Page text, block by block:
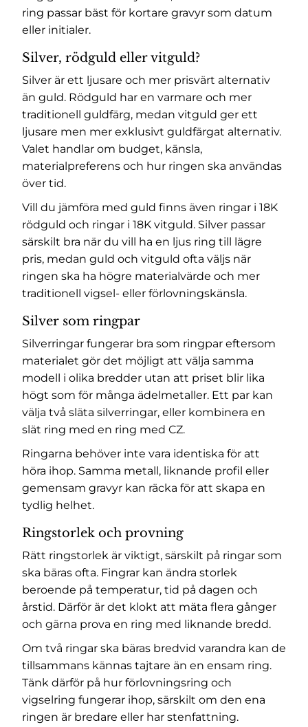
ring passar bäst för kortare gravyr som datum
eller initialer.
Silver, rödguld eller vitguld?
Silver är ett ljusare och mer prisvärt alternativ
än guld. Rödguld har en varmare och mer
traditionell guldfärg, medan vitguld ger ett
ljusare men mer exklusivt guldfärgat alternativ.
Valet handlar om budget, känsla,
materialpreferens och hur ringen ska användas
över tid.
Vill du jämföra med guld finns även ringar i 18K
rödguld och ringar i 18K vitguld. Silver passar
särskilt bra när du vill ha en ljus ring till lägre
pris, medan guld och vitguld ofta väljs när
ringen ska ha högre materialvärde och mer
traditionell vigsel- eller förlovningskänsla.
Silver som ringpar
Silverringar fungerar bra som ringpar eftersom
materialet gör det möjligt att välja samma
modell i olika bredder utan att priset blir lika
högt som för många ädelmetaller. Ett par kan
välja två släta silverringar, eller kombinera en
slät ring med en ring med CZ.
Ringarna behöver inte vara identiska för att
höra ihop. Samma metall, liknande profil eller
gemensam gravyr kan räcka för att skapa en
tydlig helhet.
Ringstorlek och provning
Rätt ringstorlek är viktigt, särskilt på ringar som
ska bäras ofta. Fingrar kan ändra storlek
beroende på temperatur, tid på dagen och
årstid. Därför är det klokt att mäta flera gånger
och gärna prova en ring med liknande bredd.
Om två ringar ska bäras bredvid varandra kan de
tillsammans kännas tajtare än en ensam ring.
Tänk därför på hur förlovningsring och
vigselring fungerar ihop, särskilt om den ena
ringen är bredare eller har stenfattning.